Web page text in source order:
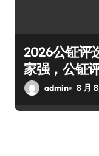
2026公钲评
家强，公钲
admin 8 月